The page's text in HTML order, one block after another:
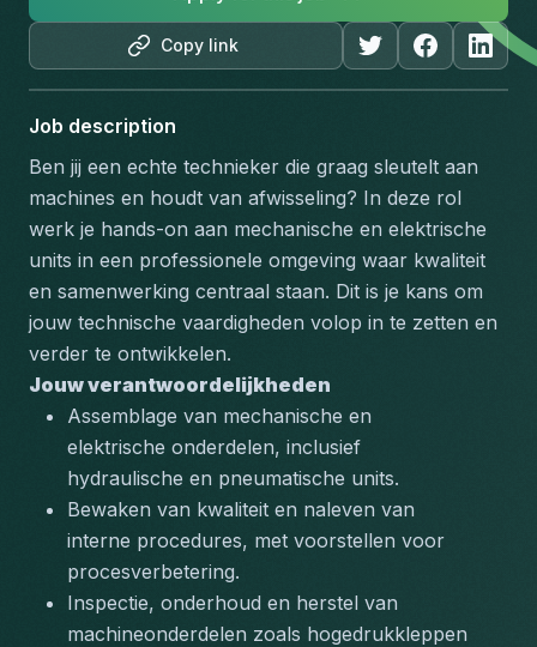
Copy link
Job description
Ben jij een echte technieker die graag sleutelt aan
machines en houdt van afwisseling? In deze rol
werk je hands-on aan mechanische en elektrische
units in een professionele omgeving waar kwaliteit
en samenwerking centraal staan. Dit is je kans om
jouw technische vaardigheden volop in te zetten en
verder te ontwikkelen.
Jouw verantwoordelijkheden
Assemblage van mechanische en
elektrische onderdelen, inclusief
hydraulische en pneumatische units.
Bewaken van kwaliteit en naleven van
interne procedures, met voorstellen voor
procesverbetering.
Inspectie, onderhoud en herstel van
machineonderdelen zoals hogedrukkleppen